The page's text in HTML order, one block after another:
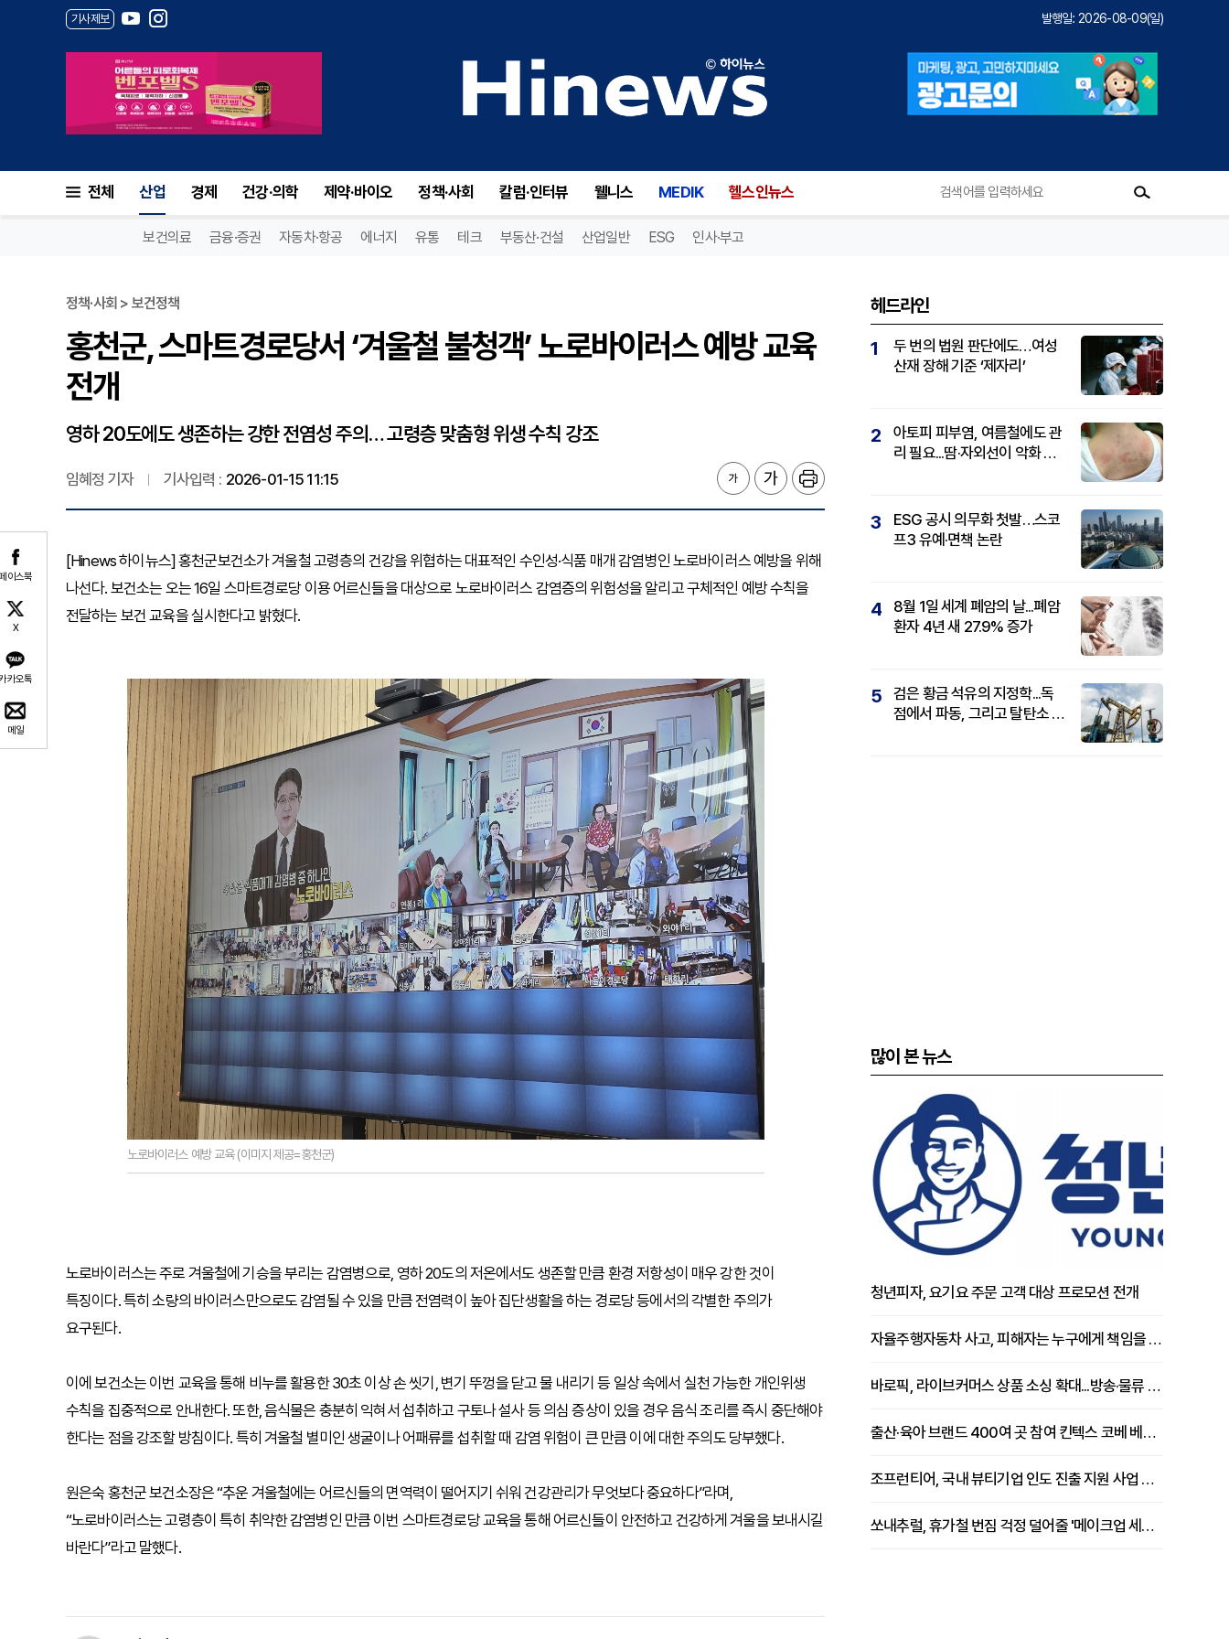
기사제보 발행일: 2026-08-09(일)
전체 산업 경제 건강·의학 제약·바이오 정책·사회 칼럼·인터뷰 웰니스 MEDIK 헬스인뉴스
보건의료 금융·증권 자동차·항공 에너지 유통 테크 부동산·건설 산업일반 ESG 인사·부고
이스북
X
카오톡
메일
정책·사회 > 보건정책
홍천군, 스마트경로당서 ‘겨울철 불청객’ 노로바이러스 예방 교육
전개
영하 20도에도 생존하는 강한 전염성 주의… 고령층 맞춤형 위생 수칙 강조
임혜정 기자 기사입력 : 2026-01-15 11:15
[Hinews 하이뉴스] 홍천군보건소가 겨울철 고령층의 건강을 위협하는 대표적인 수인성·식품 매개 감염병인 노로바이러스 예방을 위해
나선다. 보건소는 오는 16일 스마트경로당 이용 어르신들을 대상으로 노로바이러스 감염증의 위험성을 알리고 구체적인 예방 수칙을
전달하는 보건 교육을 실시한다고 밝혔다.
노로바이러스 예방 교육 (이미지 제공=홍천군)
노로바이러스는 주로 겨울철에 기승을 부리는 감염병으로, 영하 20도의 저온에서도 생존할 만큼 환경 저항성이 매우 강한 것이
특징이다. 특히 소량의 바이러스만으로도 감염될 수 있을 만큼 전염력이 높아 집단생활을 하는 경로당 등에서의 각별한 주의가
요구된다.
이에 보건소는 이번 교육을 통해 비누를 활용한 30초 이상 손 씻기, 변기 뚜껑을 닫고 물 내리기 등 일상 속에서 실천 가능한 개인위생
수칙을 집중적으로 안내한다. 또한, 음식물은 충분히 익혀서 섭취하고 구토나 설사 등 의심 증상이 있을 경우 음식 조리를 즉시 중단해야
한다는 점을 강조할 방침이다. 특히 겨울철 별미인 생굴이나 어패류를 섭취할 때 감염 위험이 큰 만큼 이에 대한 주의도 당부했다.
원은숙 홍천군 보건소장은 “추운 겨울철에는 어르신들의 면역력이 떨어지기 쉬워 건강관리가 무엇보다 중요하다”라며,
“노로바이러스는 고령층이 특히 취약한 감염병인 만큼 이번 스마트경로당 교육을 통해 어르신들이 안전하고 건강하게 겨울을 보내시길
바란다”라고 말했다.
헤드라인
1
두 번의 법원 판단에도…여성
산재 장해 기준 ‘제자리’
2
아토피 피부염, 여름철에도 관
리 필요...땀·자외선이 악화 요
3
ESG 공시 의무화 첫발…스코
프3 유예·면책 논란
4
8월 1일 세계 폐암의 날...폐암
환자 4년 새 27.9% 증가
5
검은 황금 석유의 지정학...독
점에서 파동, 그리고 탈탄소 패
많이 본 뉴스
청년피자, 요기요 주문 고객 대상 프로모션 전개
자율주행자동차 사고, 피해자는 누구에게 책임을 물을 수 있을까
바로픽, 라이브커머스 상품 소싱 확대...방송·물류 원스톱 지원 강화
출산·육아 브랜드 400여 곳 참여 킨텍스 코베 베이비페어 개막
조프런티어, 국내 뷰티기업 인도 진출 지원 사업 추진
쏘내추럴, 휴가철 번짐 걱정 덜어줄 '메이크업 세팅 멀티 매직 실러' 제안